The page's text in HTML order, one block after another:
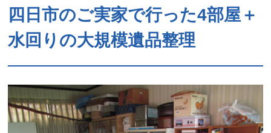
四日市のご実家で行った4部屋＋
水回りの大規模遺品整理